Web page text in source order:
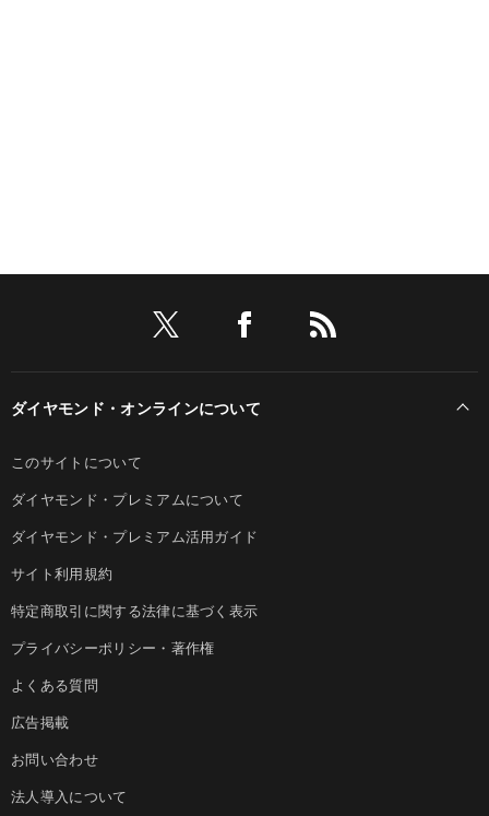
ダイヤモンド・オンラインについて
このサイトについて
ダイヤモンド・プレミアムについて
ダイヤモンド・プレミアム活用ガイド
サイト利用規約
特定商取引に関する法律に基づく表示
プライバシーポリシー・著作権
よくある質問
広告掲載
お問い合わせ
法人導入について